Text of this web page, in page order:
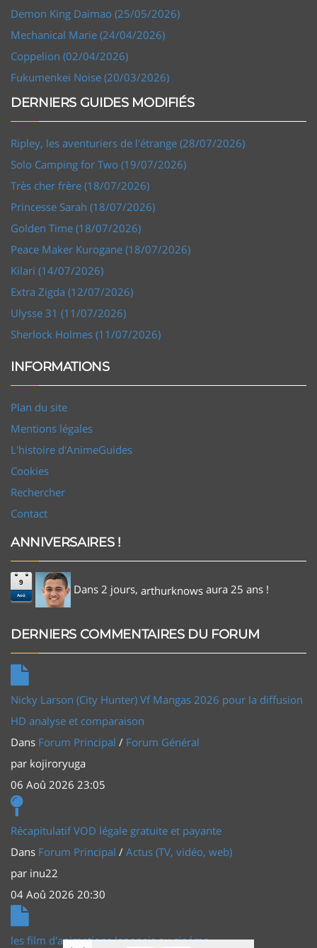
Demon King Daimao (25/05/2026)
Mechanical Marie (24/04/2026)
Coppelion (02/04/2026)
Fukumenkei Noise (20/03/2026)
DERNIERS GUIDES MODIFIÉS
Ripley, les aventuriers de l'étrange (28/07/2026)
Solo Camping for Two (19/07/2026)
Très cher frère (18/07/2026)
Princesse Sarah (18/07/2026)
Golden Time (18/07/2026)
Peace Maker Kurogane (18/07/2026)
Kilari (14/07/2026)
Extra Zigda (12/07/2026)
Ulysse 31 (11/07/2026)
Sherlock Holmes (11/07/2026)
INFORMATIONS
Plan du site
Mentions légales
L'histoire d'AnimeGuides
Cookies
Rechercher
Contact
ANNIVERSAIRES !
9
Aoû Dans 2 jours, arthurknows aura 25 ans !
DERNIERS COMMENTAIRES DU FORUM
Nicky Larson (City Hunter) Vf Mangas 2026 pour la diffusion
HD analyse et comparaison
Dans Forum Principal / Forum Général
par kojiroryuga
06 Aoû 2026 23:05
Récapitulatif VOD légale gratuite et payante
Dans Forum Principal / Actus (TV, vidéo, web)
par inu22
04 Aoû 2026 20:30
les film d'animations Japonais au cinéma